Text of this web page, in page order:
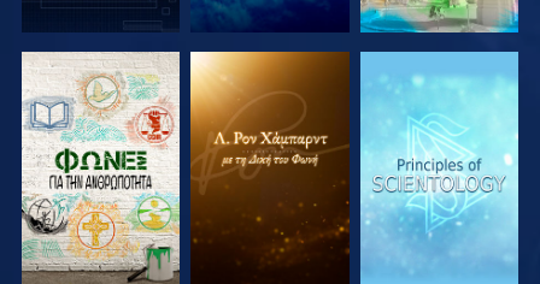
ΕΞΕΡΕΥΝΗΣΤΕ
ΤΗ ΣΕΙΡΑ
ΕΞΕΡΕΥΝΗΣΤΕ
ΤΗ ΣΕΙΡΑ
ΕΞΕΡΕΥΝΗΣΤΕ
ΤΗ ΣΕΙΡΑ